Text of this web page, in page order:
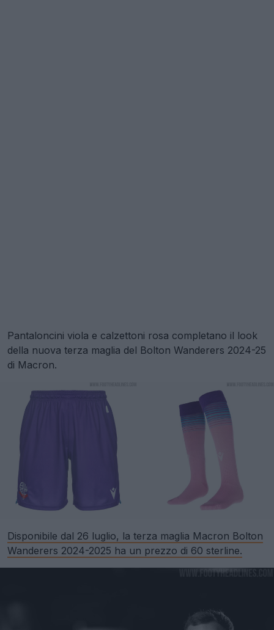
Pantaloncini viola e calzettoni rosa completano il look
della nuova terza maglia del Bolton Wanderers 2024-25
di Macron.
Disponibile dal 26 luglio, la terza maglia Macron Bolton
Wanderers 2024-2025 ha un prezzo di 60 sterline.